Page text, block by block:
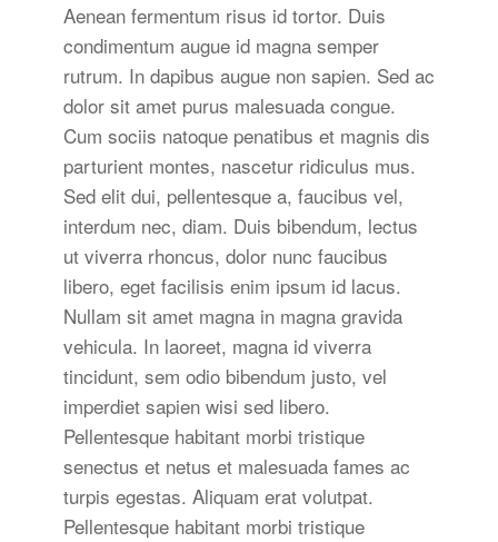
Aenean fermentum risus id tortor. Duis
condimentum augue id magna semper
rutrum. In dapibus augue non sapien. Sed ac
dolor sit amet purus malesuada congue.
Cum sociis natoque penatibus et magnis dis
parturient montes, nascetur ridiculus mus.
Sed elit dui, pellentesque a, faucibus vel,
interdum nec, diam. Duis bibendum, lectus
ut viverra rhoncus, dolor nunc faucibus
libero, eget facilisis enim ipsum id lacus.
Nullam sit amet magna in magna gravida
vehicula. In laoreet, magna id viverra
tincidunt, sem odio bibendum justo, vel
imperdiet sapien wisi sed libero.
Pellentesque habitant morbi tristique
senectus et netus et malesuada fames ac
turpis egestas. Aliquam erat volutpat.
Pellentesque habitant morbi tristique